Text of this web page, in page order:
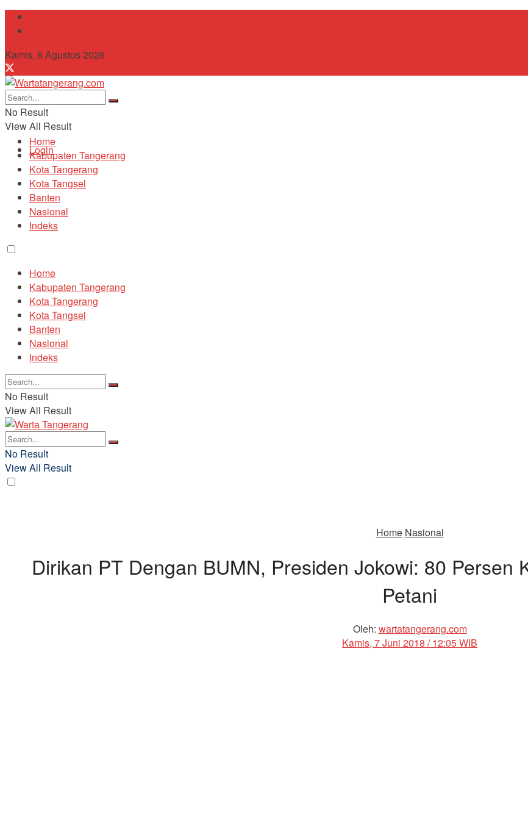
Kamis, 6 Agustus 2026
No Result
View All Result
Login
Home
Kabupaten Tangerang
Kota Tangerang
Kota Tangsel
Banten
Nasional
Indeks
Home
Kabupaten Tangerang
Kota Tangerang
Kota Tangsel
Banten
Nasional
Indeks
No Result
View All Result
No Result
View All Result
Home Nasional
Dirikan PT Dengan BUMN, Presiden Jokowi: 80 Persen
Petani
Oleh: wartatangerang.com
Kamis, 7 Juni 2018 / 12:05 WIB